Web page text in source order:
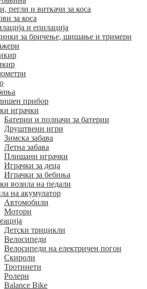
пегли и виткачи за коса
за коса
и епилација
за бричење, шишање и тримери
прибор
играчки
Батерии и полначи за батерии
Друштвени игри
Зимска забава
Летна забава
Плишани играчки
Играчки за деца
Играчки за бебиња
возила на педали
на акумулатор
Автомобили
Мотори
Детски трицикли
Велосипеди
Велосипеди на електричен погон
Скироли
Тротинети
Ролери
Balance Bike